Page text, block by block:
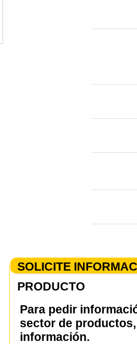
SOLICITE
PRODUCTO
Para pedir
sector de
información.